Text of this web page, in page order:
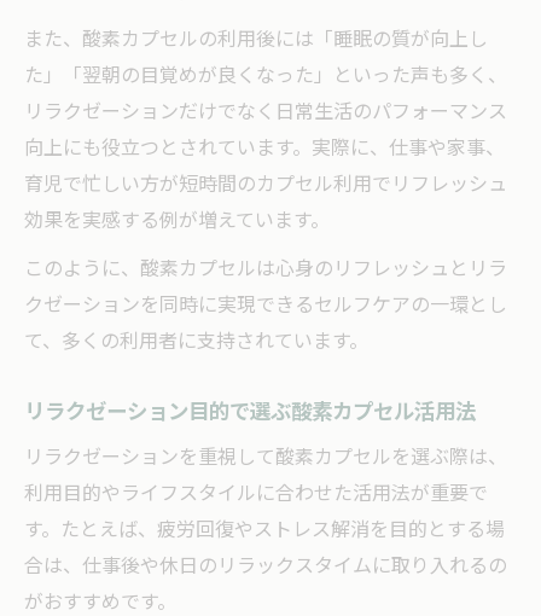
リラクゼーションと安らぎを与える高気圧
環境
疲労回復と癒やしを同時に叶えるリラクゼ
ーション
高気圧カプセルで得られる心身のリフレッ
シュ感
リラクゼーションが深まる高気圧酸素カプ
セル体験
自宅でできるリラクゼーションカプセル活用術
ション法
リラクゼーションカプセルを自宅に導入す
るメリット
酸素カプセルレンタルで叶う手軽なリラク
ゼーション
また、酸素カプセルの利用後には「睡眠の質が向上し
た」「翌朝の目覚めが良くなった」といった声も多く、
リラクゼーションだけでなく日常生活のパフォーマンス
向上にも役立つとされています。実際に、仕事や家事、
育児で忙しい方が短時間のカプセル利用でリフレッシュ
効果を実感する例が増えています。
このように、酸素カプセルは心身のリフレッシュとリラ
クゼーションを同時に実現できるセルフケアの一環とし
て、多くの利用者に支持されています。
リラクゼーション目的で選ぶ酸素カプセル活用法
リラクゼーションを重視して酸素カプセルを選ぶ際は、
利用目的やライフスタイルに合わせた活用法が重要で
す。たとえば、疲労回復やストレス解消を目的とする場
合は、仕事後や休日のリラックスタイムに取り入れるの
がおすすめです。